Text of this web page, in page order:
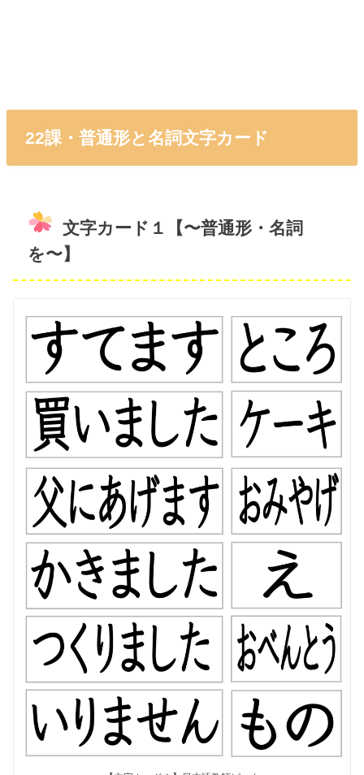
22課・普通形と名詞文字カード
文字カード１【〜普通形・名詞
を〜】